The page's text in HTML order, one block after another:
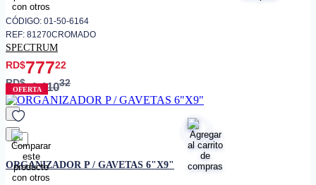
CÓDIGO: 01-50-6164
REF: 81270CROMADO
SPECTRUM
RD$77722
RD$1,11032
OFERTA
favorito
ORGANIZADOR P / GAVETAS 6"X9"